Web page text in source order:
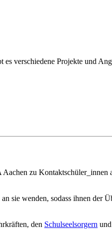
verschiedene Projekte und
zu Kontaktschüler_innen
sie wenden, sodass ihnen der
den Schulseelsorgern